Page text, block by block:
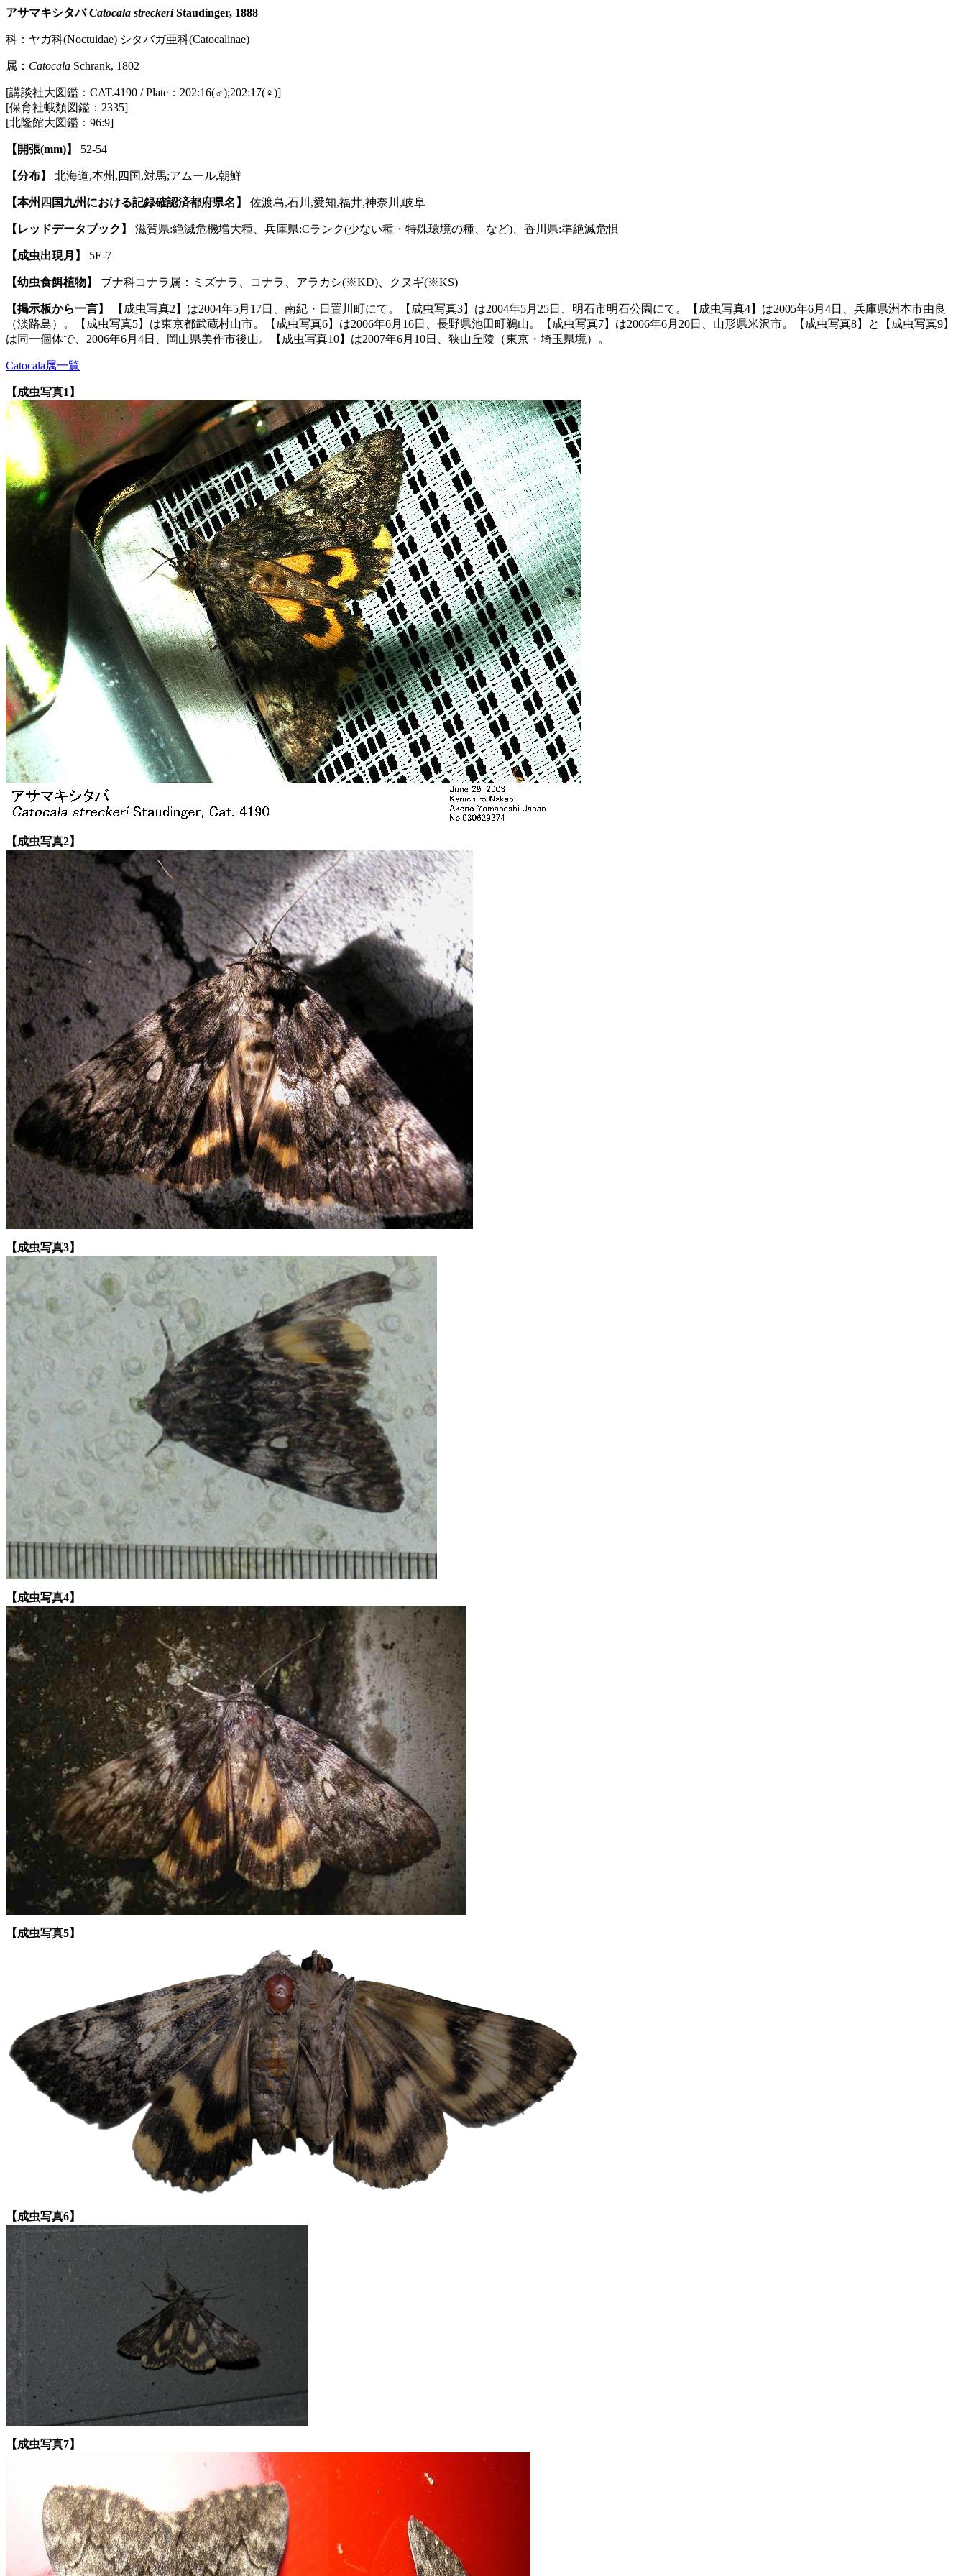
アサマキシタバCatocala streckeriStaudinger, 1888
科：ヤガ科(Noctuidae) シタバガ亜科(Catocalinae)
属： Catocala Schrank, 1802
[講談社大図鑑：CAT.4190 / Plate：202:16(♂);202:17(♀)]
[保育社蛾類図鑑：2335]
[北隆館大図鑑：96:9]
【開張(mm)】 52-54
【分布】 北海道,本州,四国,対馬;アムール,朝鮮
【本州四国九州における記録確認済都府県名】 佐渡島,石川,愛知,福井,神奈川,岐阜
【レッドデータブック】 滋賀県:絶滅危機増大種、兵庫県:Cランク(少ない種・特殊環境の種、など)、香川県:準絶滅危惧
【成虫出現月】 5E-7
【幼虫食餌植物】 ブナ科コナラ属：ミズナラ、コナラ、アラカシ(※KD)、クヌギ(※KS)
【掲示板から一言】
【成虫写真2】は2004年5月17日、南紀・日置川町にて。【成虫写真3】は2004年5月25日、明石市明石公園にて。【成虫写真4】は2005年6月4日、兵庫県洲本市由良
（淡路島）。【成虫写真5】は東京都武蔵村山市。【成虫写真6】は2006年6月16日、長野県池田町鵜山。【成虫写真7】は2006年6月20日、山形県米沢市。【成虫写真8】と【成虫写真9】
は同一個体で、2006年6月4日、岡山県美作市後山。【成虫写真10】は2007年6月10日、狭山丘陵（東京・埼玉県境）。
Catocala属一覧
【成虫写真1】
【成虫写真2】
【成虫写真3】
【成虫写真4】
【成虫写真5】
【成虫写真6】
【成虫写真7】